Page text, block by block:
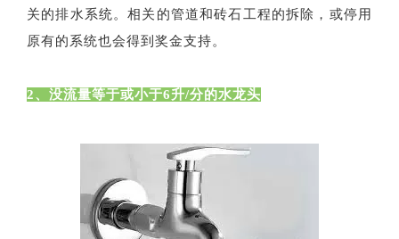
关的排水系统。相关的管道和砖石工程的拆除，或停用
原有的系统也会得到奖金支持。
2、没流量等于或小于6升/分的水龙头